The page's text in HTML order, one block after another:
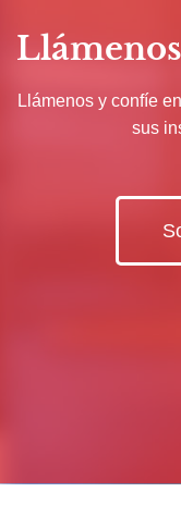
Llámenos y confíe
sus